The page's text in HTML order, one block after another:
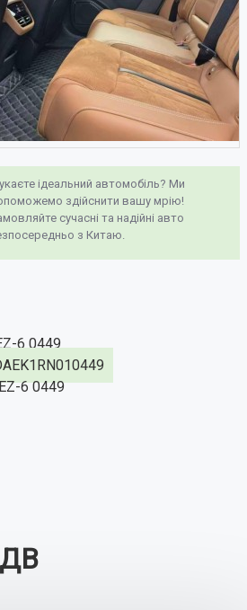
ідеальний автомобіль? Ми
здійснити вашу мрію!
сучасні та надійні авто
з Китаю.
6 0449
6 0449